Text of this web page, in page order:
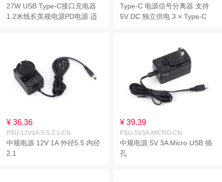
27W USB Type-C接口充电器
1.2米线长英规电源PD电源 适
Type-C 电源信号分离器 支持
5V DC 独立供电 3 × Type-C
¥ 36.36
PSU-12V1A-5.5-2.1-CN
中规电源 12V 1A 外径5.5 内径
2.1
¥ 39.39
PSU-5V3A-MICRO-CN
中规电源 5V 3A Micro USB 插
孔